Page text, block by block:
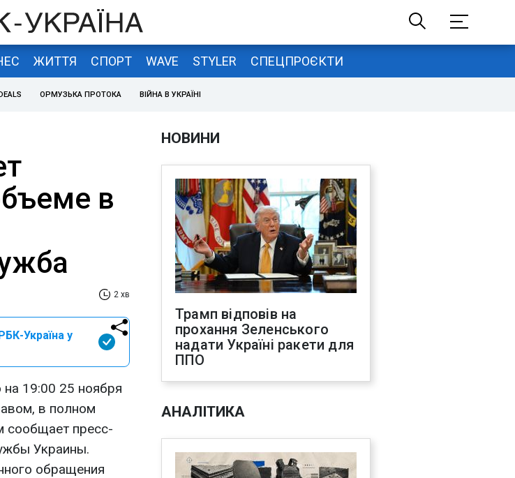
ЖИТТЯ СПОРТ WAVE STYLER СПЕЦПРОЄКТИ
ОРМУЗЬКА ПРОТОКА ВІЙНА В УКРАЇНІ
в
2 хв
Україна у
19:00 25 ноября
в полном
сообщает пресс-
Украины.
обращения
НОВИНИ
Трамп відповів на
прохання Зеленського
надати Україні ракети для
ППО
АНАЛІТИКА